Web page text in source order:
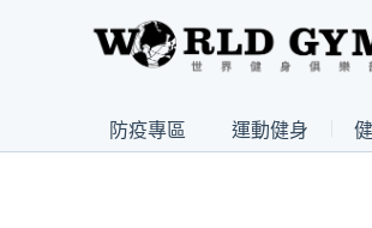
防疫專區 運動健身